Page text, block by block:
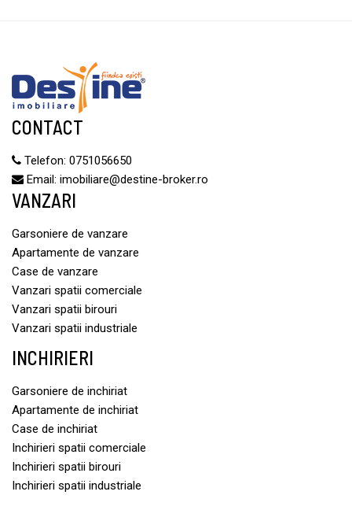
CONTACT
Telefon: 0751056650
Email: imobiliare@destine-broker.ro
VANZARI
Garsoniere de vanzare
Apartamente de vanzare
Case de vanzare
Vanzari spatii comerciale
Vanzari spatii birouri
Vanzari spatii industriale
INCHIRIERI
Garsoniere de inchiriat
Apartamente de inchiriat
Case de inchiriat
Inchirieri spatii comerciale
Inchirieri spatii birouri
Inchirieri spatii industriale